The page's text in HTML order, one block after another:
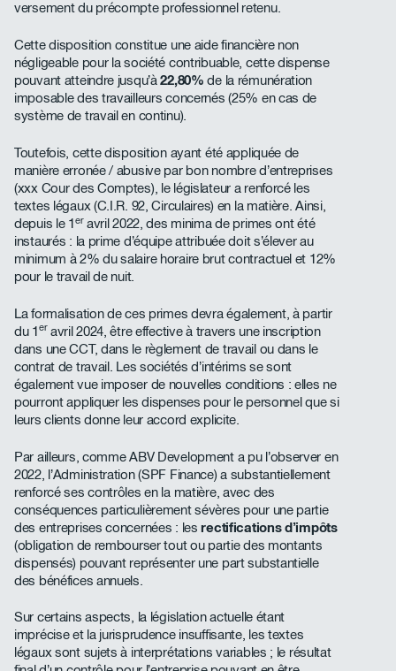
versement du précompte professionnel retenu.
Cette disposition constitue une aide financière non
négligeable pour la société contribuable, cette dispense
pouvant atteindre jusqu’à22,80%de la rémunération
imposable des travailleurs concernés (25% en cas de
système de travail en continu).
Toutefois, cette disposition ayant été appliquée de
manière erronée / abusive par bon nombre d’entreprises
(xxx Cour des Comptes), le législateur a renforcé les
textes légaux (C.I.R. 92, Circulaires) en la matière. Ainsi,
depuis le 1 eravril 2022, des minima de primes ont été
instaurés : la prime d’équipe attribuée doit s’élever au
minimum à 2% du salaire horaire brut contractuel et 12%
pour le travail de nuit.
La formalisation de ces primes devra également, à partir
du 1 er avril 2024, être effective à travers une inscription
dans une CCT, dans le règlement de travail ou dans le
contrat de travail. Les sociétés d’intérims se sont
également vue imposer de nouvelles conditions : elles ne
pourront appliquer les dispenses pour le personnel que si
leurs clients donne leur accord explicite.
Par ailleurs, comme ABV Development a pu l’observer en
2022, l’Administration (SPF Finance) a substantiellement
renforcé ses contrôles en la matière, avec des
conséquences particulièrement sévères pour une partie
des entreprises concernées : lesrectifications d’impôts
(obligation de rembourser tout ou partie des montants
dispensés) pouvant représenter une part substantielle
des bénéfices annuels.
Sur certains aspects, la législation actuelle étant
imprécise et la jurisprudence insuffisante, les textes
légaux sont sujets à interprétations variables ; le résultat